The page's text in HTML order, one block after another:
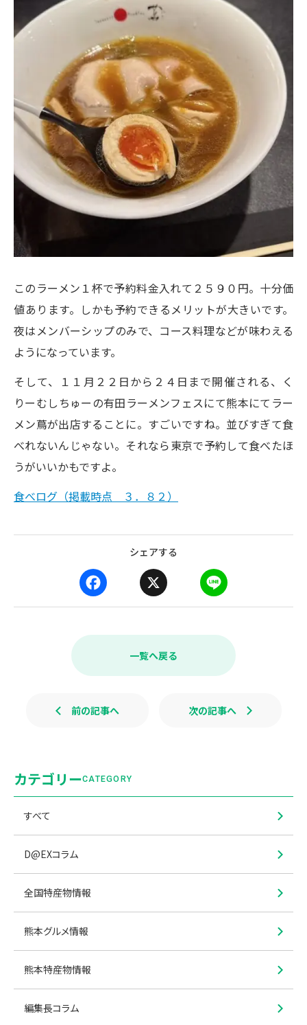
このラーメン１杯で予約料金入れて２５９０円。十分価
値あります。しかも予約できるメリットが大きいです。
夜はメンバーシップのみで、コース料理などが味わえる
ようになっています。
そして、１１月２２日から２４日まで開催される、く
りーむしちゅーの有田ラーメンフェスにて熊本にてラー
メン蔦が出店することに。すごいですね。並びすぎて食
べれないんじゃない。それなら東京で予約して食べたほ
うがいいかもですよ。
食べログ（掲載時点 ３．８２）
シェアする
a
e
k
i
e
一覧へ戻る
前の記事へ 次の記事へ
カテゴリーCATEGORY
すべて
D@EXコラム
全国特産物情報
熊本グルメ情報
熊本特産物情報
編集長コラム